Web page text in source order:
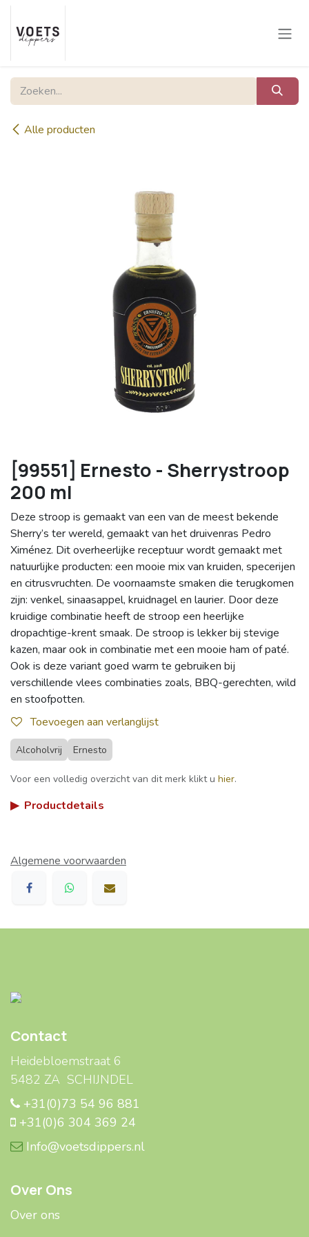
Overslaan naar inhoud
Alle producten
[99551] Ernesto - Sherrystroop
200 ml
Deze stroop is gemaakt van een van de meest bekende
Sherry’s ter wereld, gemaakt van het druivenras Pedro
Ximénez. Dit overheerlijke receptuur wordt gemaakt met
natuurlijke producten: een mooie mix van kruiden, specerijen
en citrusvruchten. De voornaamste smaken die terugkomen
zijn: venkel, sinaasappel, kruidnagel en laurier. Door deze
kruidige combinatie heeft de stroop een heerlijke
dropachtige-krent smaak. De stroop is lekker bij stevige
kazen, maar ook in combinatie met een mooie ham of paté.
Ook is deze variant goed warm te gebruiken bij
verschillende vlees combinaties zoals, BBQ-gerechten, wild
en stoofpotten.
Toevoegen aan verlanglijst
Alcoholvrij Ernesto
Voor een volledig overzicht van dit merk klikt u hier.
▶ Productdetails
Algemene voorwaarden
Contact
Heidebloemstraat 6
5482 ZA SCHIJNDEL
+31(0)73 54 96 881
+31(0)6 304 369 24
Info@voetsdippers.nl
Over Ons
Over ons